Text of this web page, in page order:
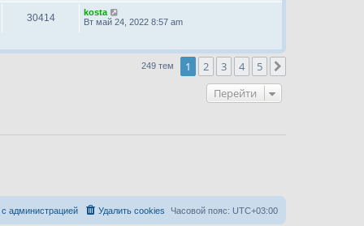
30414
kosta
Вт май 24, 2022 8:57 am
249 тем 1 2 3 4 5
Перейти
Часовой пояс: UTC+03:00
Удалить cookies
администрацией